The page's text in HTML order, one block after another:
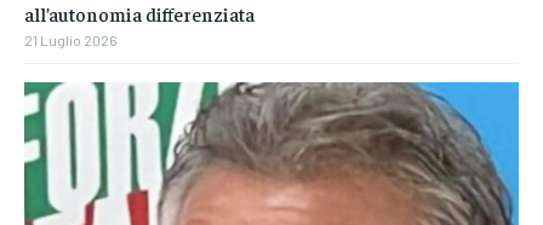
all’autonomia differenziata
21 Luglio 2026